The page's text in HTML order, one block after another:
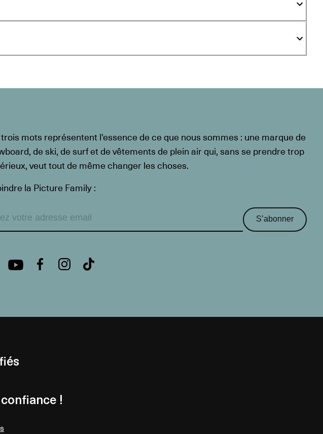
mots représentent l'essence de ce que nous sommes : une marque de
de ski, de surf et de vêtements de plein air qui, sans se prendre trop
veut tout de même changer les choses.
la Picture Family :
S’abonner
!